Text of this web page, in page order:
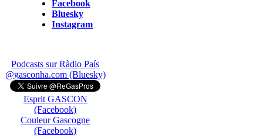
Facebook
Bluesky
Instagram
Podcasts sur Ràdio País
@gasconha.com (Bluesky)
Esprit GASCON
(Facebook)
Couleur Gascogne
(Facebook)